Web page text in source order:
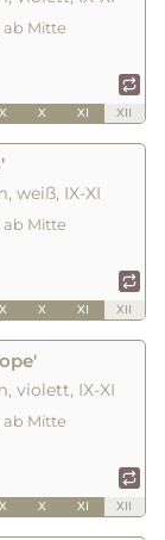
ab Mitte
X XI XII
weiß, IX-XI
ab Mitte
X XI XII
violett, IX-XI
ab Mitte
X XI XII